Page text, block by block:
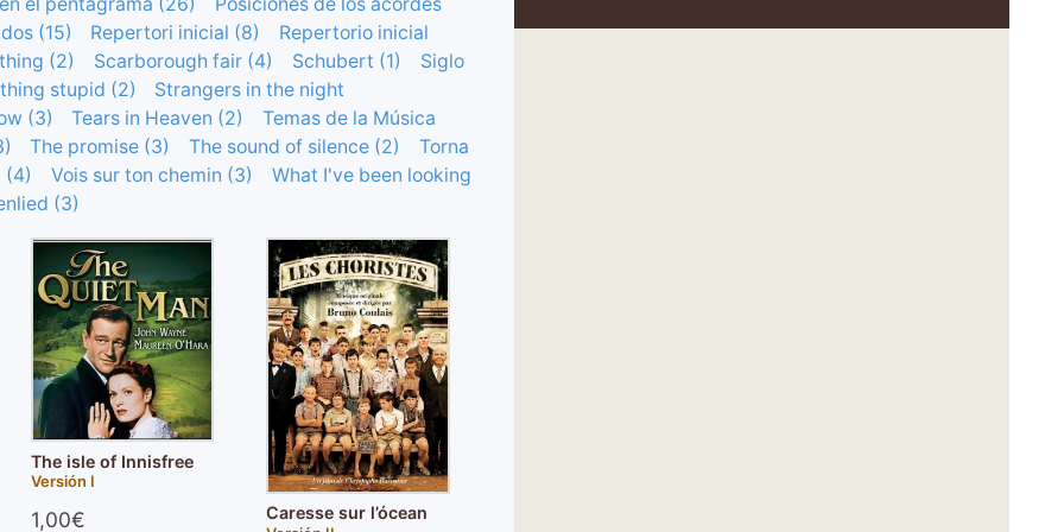
(15)
Repertori inicial (8)
Repertorio inicial
(2)
Scarborough fair (4) Schubert (1)
Siglo
stupid (2)
Strangers in the night
(3)
Tears in Heaven (2)
Temas de la Música
The promise (3) The sound of silence (2)
Torna
(4)
Vois sur ton chemin (3)
What I've been looking
(3)
The isle of Innisfree
Versión I
1,00€ Caresse sur l’ócean